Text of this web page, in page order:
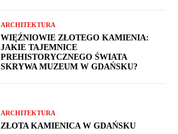
ARCHITEKTURA
WIĘŹNIOWIE ZŁOTEGO KAMIENIA:
JAKIE TAJEMNICE
PREHISTORYCZNEGO ŚWIATA
SKRYWA MUZEUM W GDAŃSKU?
ARCHITEKTURA
ZŁOTA KAMIENICA W GDAŃSKU